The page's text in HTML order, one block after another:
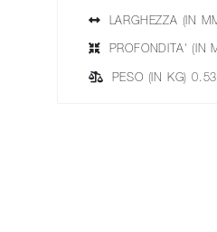
LARGHEZZA (IN
PROFONDITA' (IN
PESO (IN KG)